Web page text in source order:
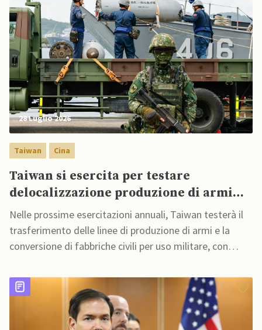
28 Luglio 2026
Taiwan Cina
Taiwan si esercita per testare
delocalizzazione produzione di armi
sotto attacco cinese
Nelle prossime esercitazioni annuali, Taiwan testerà il
trasferimento delle linee di produzione di armi e la
conversione di fabbriche civili per uso militare, con
qualora attacchi cinesi colpissero i centri di
approvvigionamento